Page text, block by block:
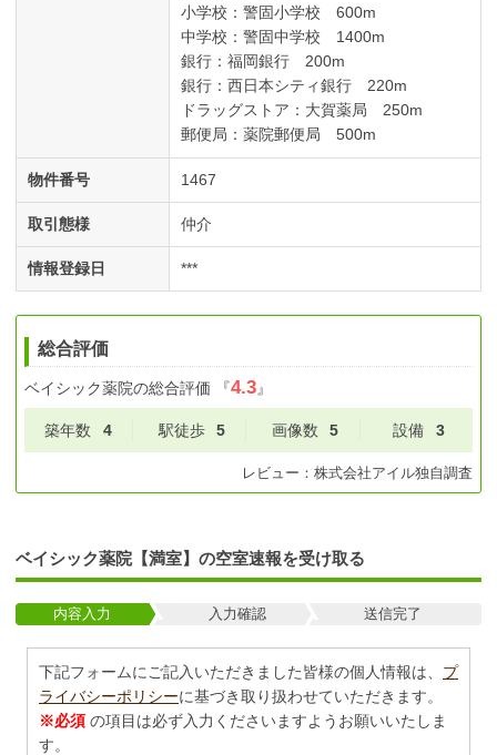
小学校：警固小学校 600m
中学校：警固中学校 1400m
銀行：福岡銀行 200m
銀行：西日本シティ銀行 220m
ドラッグストア：大賀薬局 250m
郵便局：薬院郵便局 500m
物件番号 1467
取引態様 仲介
情報登録日 ***
総合評価
ベイシック薬院の総合評価 『4.3』
築年数 4 駅徒歩 5 画像数 5 設備 3
レビュー： 株式会社アイル独自調査
ベイシック薬院【満室】の空室速報を受け取る
内容入力 入力確認 送信完了
下記フォームにご記入いただきました皆様の個人情報は、 プ
ライバシーポリシーに基づき取り扱わせていただきます。
※必須 の項目は必ず入力くださいますようお願いいたしま
す。